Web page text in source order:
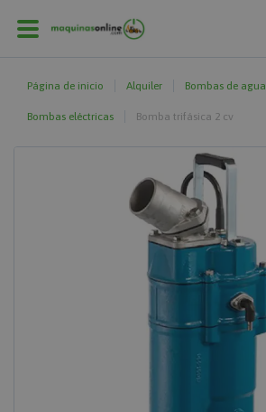
Página de inicio Alquiler Bombas de agua
Bombas eléctricas Bomba trifásica 2 cv